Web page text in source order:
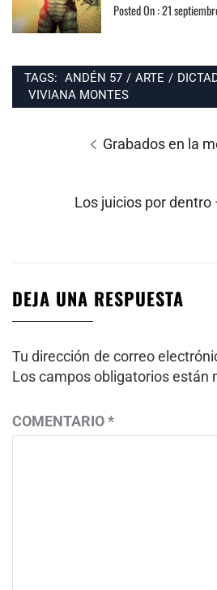
Posted On : 21
TAGS: ANDÉN 57 / ARTE /
VIVIANA MONTES
Entrada
Grabados en la
Entrada
Los juicios por dentro
DEJA UNA RESPUESTA
Tu dirección de correo
Los campos obligatorios están
COMENTARIO*